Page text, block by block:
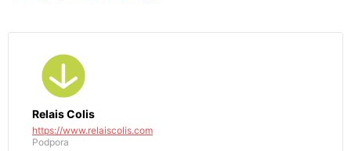
Relais Colis
https://www.relaiscolis.com
Podpora